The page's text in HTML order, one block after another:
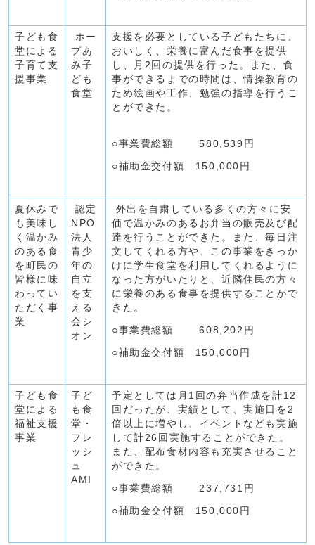
子ども食
堂による
子育て支
援事業
ホー
プあ
み子
ども
食堂
支援を必要としている子どもたちに、
おいしく、栄養に富んだ食事を提供
し、月2回の提供を行った。また、食
事ができるまでの時間は、情操教育の
ため絵画や工作、勉強の指導を行うこ
とができた。
○事業費総額 580,539円
○補助金交付額 150,000円
夏休みで
も美味し
く温かみ
のある食
を町民の
皆様に味
わってい
ただく事
業
認定
NPO
法人
青少
年の
自立
を支
える
会シ
オン
外出を自粛している多くの方々に安
価で温かみのあるお弁当の販売及び配
達を行うことができた。また、毎日注
文してくれる方や、この事業をきっか
けに学生食堂を利用してくれるように
なった方がいたりと、近隣住民の方々
に栄養のある食事を提供することがで
きた。
○事業費総額 608,202円
○補助金交付額 150,000円
子ども食
堂による
福祉支援
事業
子ど
も食
堂・
フレ
ッシ
ュ
AMI
予定としては月1回の弁当作成を計12
回だったが、実績として、実施日を2
倍以上に増やし、イベントなども実施
して計26回実施することができた。
また、配布食材内容も充実させること
ができた。
○事業費総額 237,731円
○補助金交付額 150,000円